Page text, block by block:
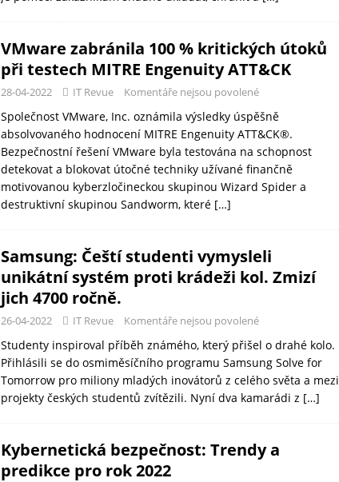
VMware zabránila 100 % kritických útoků
při testech MITRE Engenuity ATT&CK
28-04-2022 IT Revue Komentáře nejsou povolené
Společnost VMware, Inc. oznámila výsledky úspěšně
absolvovaného hodnocení MITRE Engenuity ATT&CK®.
Bezpečnostní řešení VMware byla testována na schopnost
detekovat a blokovat útočné techniky užívané finančně
motivovanou kyberzločineckou skupinou Wizard Spider a
destruktivní skupinou Sandworm, které […]
Samsung: Čeští studenti vymysleli
unikátní systém proti krádeži kol. Zmizí
jich 4700 ročně.
26-04-2022 IT Revue Komentáře nejsou povolené
Studenty inspiroval příběh známého, který přišel o drahé kolo.
Přihlásili se do osmiměsíčního programu Samsung Solve for
Tomorrow pro miliony mladých inovátorů z celého světa a mezi
projekty českých studentů zvítězili. Nyní dva kamarádi z […]
Kybernetická bezpečnost: Trendy a
predikce pro rok 2022